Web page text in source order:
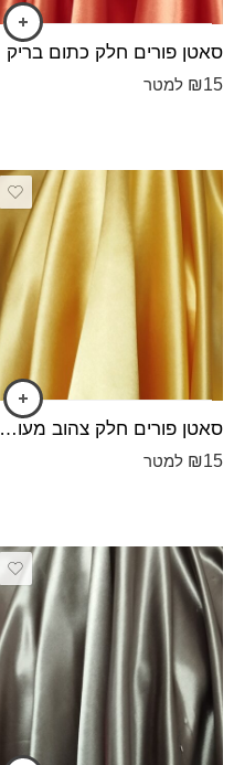
סאטן פורים חלק כתום בריק
₪15 למטר
סאטן פורים חלק צהוב מעושן כהה
₪15 למטר